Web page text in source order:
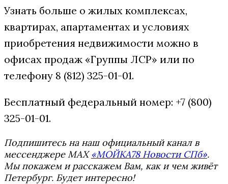
Узнать больше о жилых комплексах,
квартирах, апартаментах и условиях
приобретения недвижимости можно в
офисах продаж «Группы ЛСР» или по
телефону 8 (812) 325-01-01.
Бесплатный федеральный номер: +7 (800)
325-01-01.
Подпишитесь на наш официальный канал в
мессенджере MAX«МОЙКА78 Новости СПб».
Мы покажем и расскажем Вам, как и чем живёт
Петербург. Будет интересно!